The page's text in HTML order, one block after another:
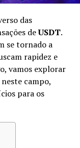
que
em 2019 por
de Stanford, a
acessível e
qualquer
é que ele opera
das
deUSDT.
se tornado a
rapidez e
vamos explorar
campo,
para os